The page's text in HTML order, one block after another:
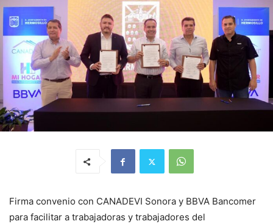
Firma convenio con CANADEVI Sonora y BBVA Bancomer
para facilitar a trabajadoras y trabajadores del